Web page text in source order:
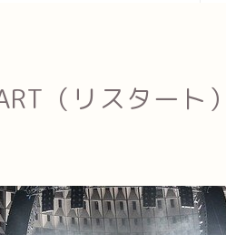
（リスタート